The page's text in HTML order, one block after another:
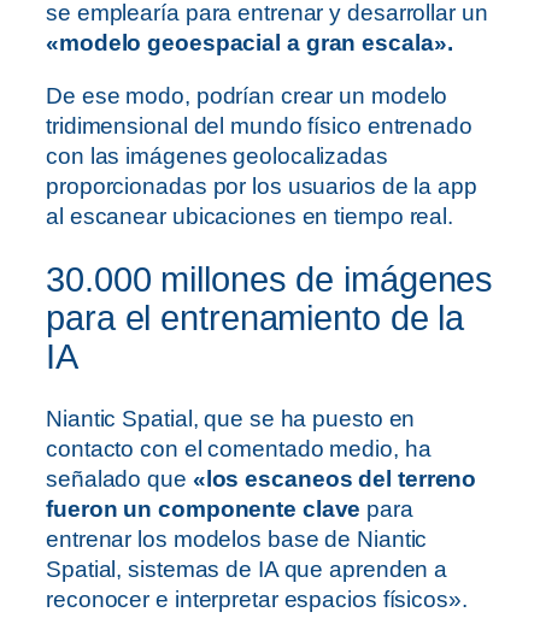
se emplearía para entrenar y desarrollar un
«modelo geoespacial a gran escala».
De ese modo, podrían crear un modelo
tridimensional del mundo físico entrenado
con las imágenes geolocalizadas
proporcionadas por los usuarios de la app
al escanear ubicaciones en tiempo real.
30.000 millones de imágenes
para el entrenamiento de la
IA
Niantic Spatial, que se ha puesto en
contacto con el comentado medio, ha
señalado que «los escaneos del terreno
fueron un componente clave para
entrenar los modelos base de Niantic
Spatial, sistemas de IA que aprenden a
reconocer e interpretar espacios físicos».